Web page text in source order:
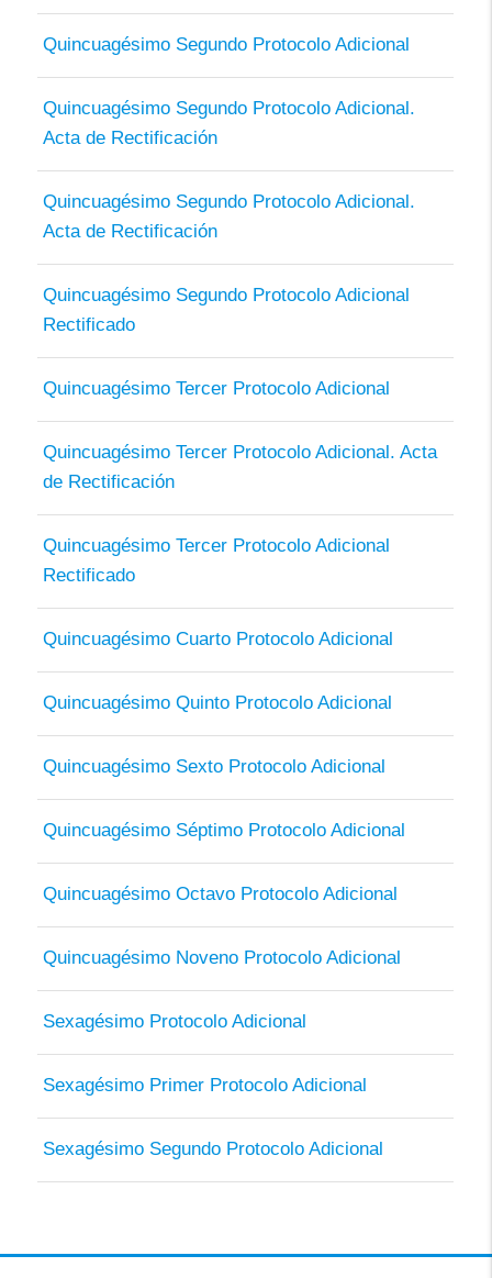
Quincuagésimo Segundo Protocolo Adicional
Quincuagésimo Segundo Protocolo Adicional.
Acta de Rectificación
Quincuagésimo Segundo Protocolo Adicional.
Acta de Rectificación
Quincuagésimo Segundo Protocolo Adicional
Rectificado
Quincuagésimo Tercer Protocolo Adicional
Quincuagésimo Tercer Protocolo Adicional. Acta
de Rectificación
Quincuagésimo Tercer Protocolo Adicional
Rectificado
Quincuagésimo Cuarto Protocolo Adicional
Quincuagésimo Quinto Protocolo Adicional
Quincuagésimo Sexto Protocolo Adicional
Quincuagésimo Séptimo Protocolo Adicional
Quincuagésimo Octavo Protocolo Adicional
Quincuagésimo Noveno Protocolo Adicional
Sexagésimo Protocolo Adicional
Sexagésimo Primer Protocolo Adicional
Sexagésimo Segundo Protocolo Adicional